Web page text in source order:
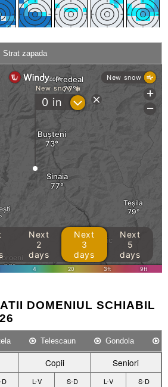
Strat zapada
DOMENIUL SCHIABIL
Telescaun Gondola
Copii Seniori
D L-V S-D L-V S-D